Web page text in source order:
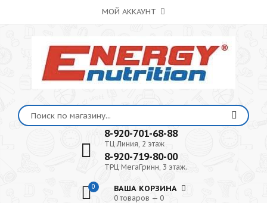
МОЙ АККАУНТ
8-920-701-68-88
ТЦ Линия, 2 этаж
8-920-719-80-00
ТРЦ МегаГринн, 3 этаж.
0 ВАША КОРЗИНА
0 товаров — 0